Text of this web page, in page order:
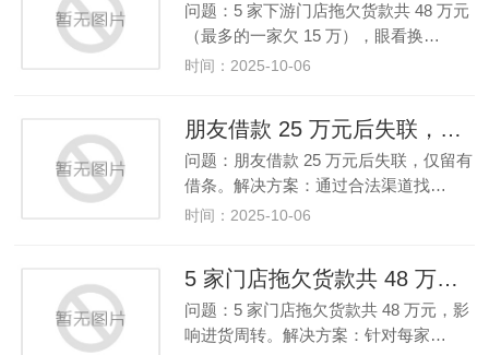
问题：5 家下游门店拖欠货款共 48 万元
（最多的一家欠 15 万），眼看换…
时间：2025-10-06
朋友借款 25 万元后失联，仅留有借条。
问题：朋友借款 25 万元后失联，仅留有
借条。解决方案：通过合法渠道找…
时间：2025-10-06
5 家门店拖欠货款共 48 万元，影响进货周转。
问题：5 家门店拖欠货款共 48 万元，影
响进货周转。解决方案：针对每家…